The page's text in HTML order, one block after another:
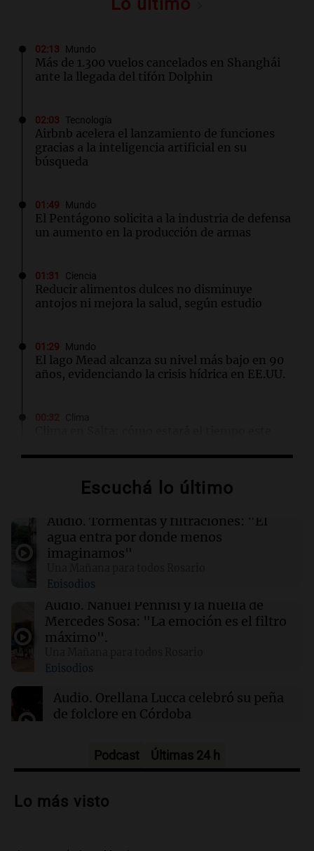
02:13 Mundo
Más de 1.300 vuelos cancelados en Shanghái
ante la llegada del tifón Dolphin
02:03 Tecnología
Airbnb acelera el lanzamiento de funciones
gracias a la inteligencia artificial en su
búsqueda
01:49 Mundo
El Pentágono solicita a la industria de defensa
un aumento en la producción de armas
01:31 Ciencia
Reducir alimentos dulces no disminuye
antojos ni mejora la salud, según estudio
01:29 Mundo
El lago Mead alcanza su nivel más bajo en 90
años, evidenciando la crisis hídrica en EE.UU.
Clima
este domingo 9 de agosto
00:21 Clima
este domingo 9 de agosto
Clima
Clima en Santa Fe: cómo estará el tiempo este
Escuchá lo último
Audio. Tormentas y filtraciones: "El
agua entra por donde menos
imaginamos"
Episodios
Audio. Nahuel Pennisi y la huella de
Mercedes Sosa: "La emoción es el filtro
máximo".
Episodios
Audio. Orellana Lucca celebró su peña
de folclore en Córdoba
Audio.Trágico accidente en Mendoza:
vehículos desde un puente
Podcast Últimas 24 h
Lo más visto